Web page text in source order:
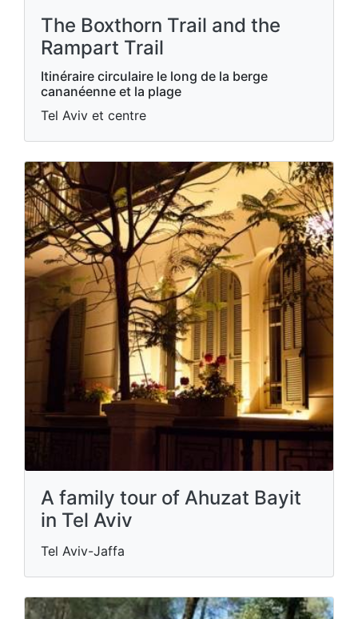
The Boxthorn Trail and the
Rampart Trail
Itinéraire circulaire le long de la berge
cananéenne et la plage
Tel Aviv et centre
A family tour of Ahuzat Bayit
in Tel Aviv
Tel Aviv-Jaffa